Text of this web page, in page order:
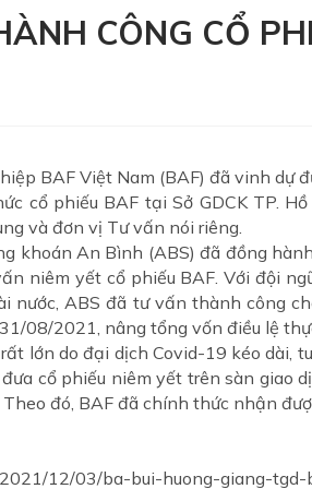
CÔNG CỔ
BAF Việt Nam (BAF) đã vinh dự
cổ phiếu BAF tại Sở GDCK TP.
và đơn vị Tư vấn nói riêng.
khoán An Bình (ABS) đã đồng
niêm yết cổ phiếu BAF. Với đội
nước, ABS đã tư vấn thành công
08/2021, nâng tổng vốn điều lệ
lớn do đại dịch Covid-19 kéo dài,
cổ phiếu niêm yết trên sàn giao
đó, BAF đã chính thức nhận